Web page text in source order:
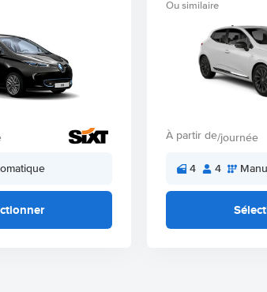
Ou similaire
À partir de/journée
4 4